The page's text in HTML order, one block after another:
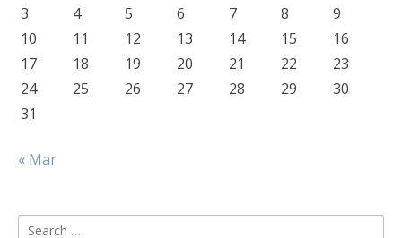
3
4 5 6 7 8
9
10
11 12 13 14 15
16
17
18 19 20 21 22
23
24
25 26 27 28 29
30
31
« Mar
Search